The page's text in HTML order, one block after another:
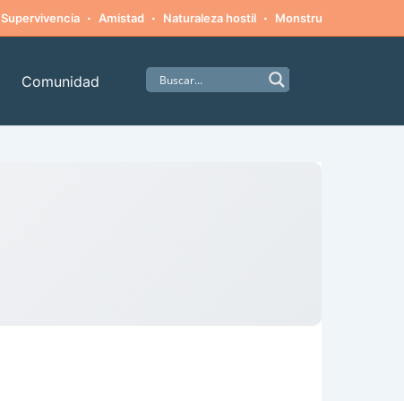
Supervivencia · Amistad · Naturaleza hostil · Monstruos
Comunidad